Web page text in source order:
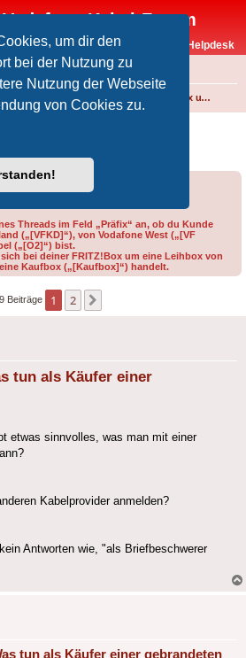
um dir den
bei der Nutzung zu
Nutzung der Webseite
von Cookies zu.
Kabel-Forum
Vodafone-Kabel-Helpdesk
FRITZ!Box und weitere Produkte von FRITZ! (ehem. AVM)
tun als Käufer einer
Threads im Feld „Präfix“ an, ob du Kunde
(„[VFKD]“), von Vodafone West („[VF
(„[O2]“) bist.
bei deiner FRITZ!Box um eine Leihbox von
Kaufbox („[Kaufbox]“) handelt.
Beiträge 1 2
tun als Käufer einer
etwas sinnvolles, was man mit einer
Kabelprovider anmelden?
Antworten wie, "als Briefbeschwerer
tun als Käufer einer gebrandeten